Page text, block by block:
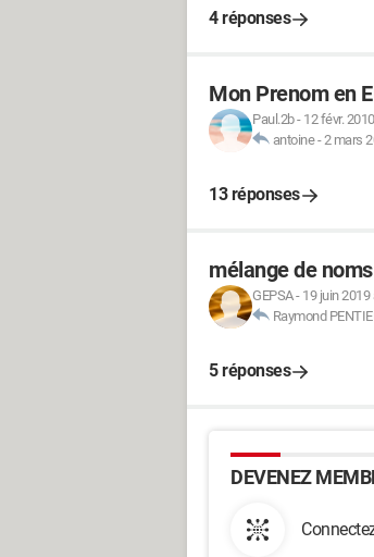
4 réponses
Mon Prenom en
Paul.2b- 12 févr.
antoine-2 mars
13 réponses
mélange de
GEPSA- 19 juin 2019
Raymond
5 réponses
DEVENEZ